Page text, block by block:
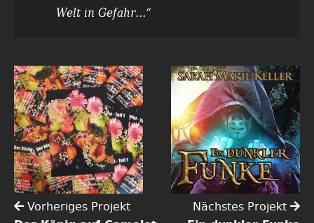
Welt in Gefahr…“
Vorheriges Projekt Nächstes Projekt